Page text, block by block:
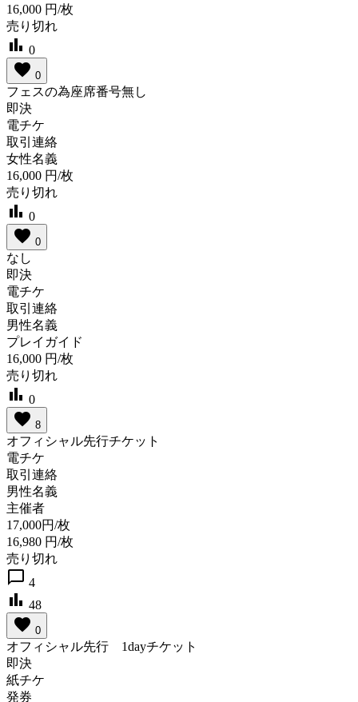
16,000 円/枚
売り切れ
bar_chart 0
favorite 0
フェスの為座席番号無し
即決
電チケ
取引連絡
女性名義
16,000 円/枚
売り切れ
bar_chart 0
favorite 0
なし
即決
電チケ
取引連絡
男性名義
プレイガイド
16,000 円/枚
売り切れ
bar_chart 0
favorite 8
オフィシャル先行チケット
電チケ
取引連絡
男性名義
主催者
17,000円/枚
16,980 円/枚
売り切れ
chat_bubble_outline 4
bar_chart 48
favorite 0
オフィシャル先行 1dayチケット
即決
紙チケ
発券